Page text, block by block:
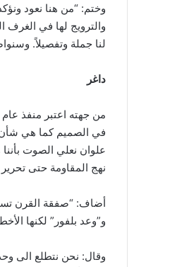
وختم: “من هنا نعود
والترويج لها في الغرف
لنا جملة وتفصيلاً.
داغر
من جهته اعتبر منفذ عام
في الصميم كما هي شأن
علوان نعلي الصوت
نهج المقاومة حتى
أضاف: “صفقة القرن
و”وعد بلفور” لكنها
وقال: نحن نتطلع الى